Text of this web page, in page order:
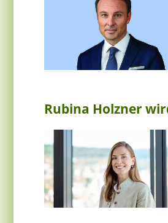
Rubina Holzner